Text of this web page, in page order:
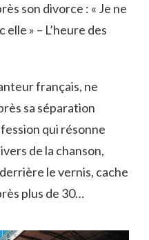
son divorce : « Je ne
» – L’heure des
français, ne
sa séparation
qui résonne
de la chanson,
le vernis, cache
plus de 30…